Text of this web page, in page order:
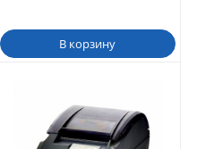
В корзину